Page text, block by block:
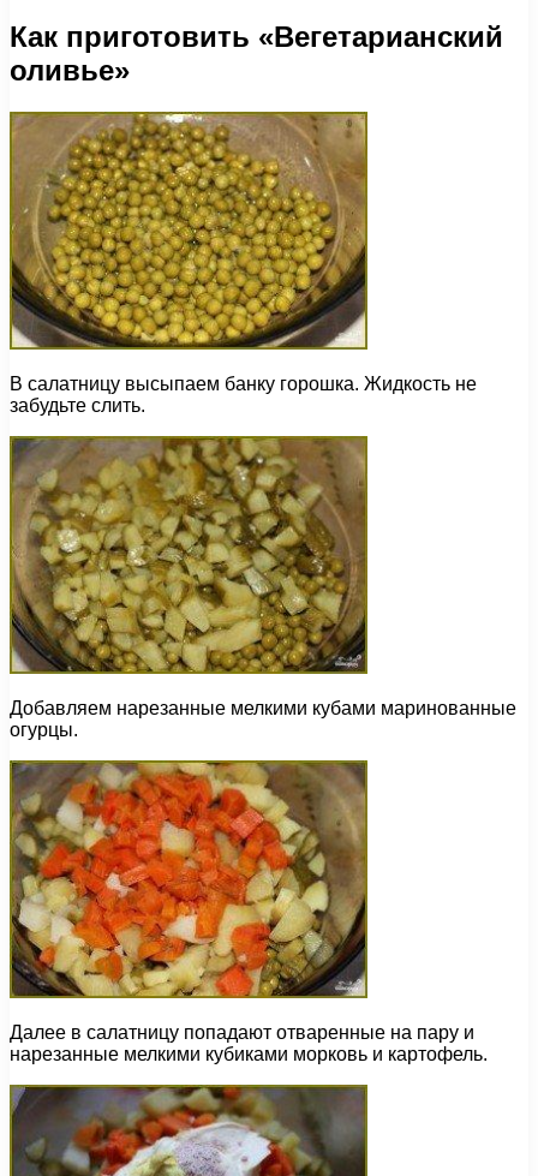
Как приготовить «Вегетарианский
оливье»
В салатницу высыпаем банку горошка. Жидкость не
забудьте слить.
Добавляем нарезанные мелкими кубами маринованные
огурцы.
Далее в салатницу попадают отваренные на пару и
нарезанные мелкими кубиками морковь и картофель.